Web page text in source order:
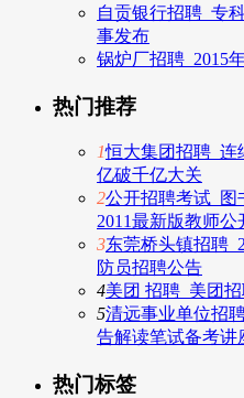
自贡银行招聘_专
事发布
锅炉厂招聘_2015
热门推荐
1恒大集团招聘_连
亿破千亿大关
2公开招聘考试_图
2011最新版教师
3东莞桥头镇招聘
防员招聘公告
4美团 招聘_美团
5清远事业单位招
告解读笔试备考讲
热门标签